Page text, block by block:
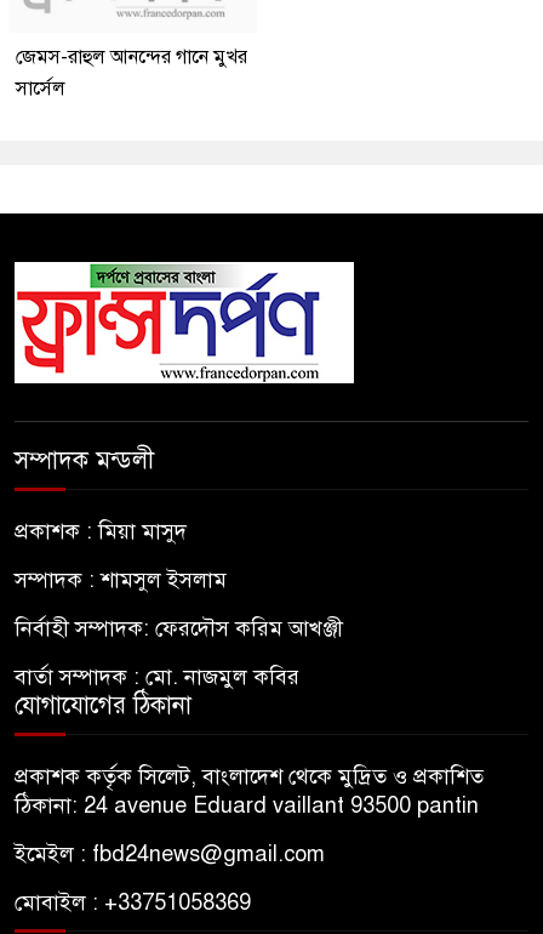
জেমস-রাহুল আনন্দের গানে মুখর
সার্সেল
সম্পাদক মন্ডলী
প্রকাশক : মিয়া মাসুদ
সম্পাদক : শামসুল ইসলাম
নির্বাহী সম্পাদক: ফেরদৌস করিম আখঞ্জী
বার্তা সম্পাদক : মো. নাজমুল কবির
যোগাযোগের ঠিকানা
প্রকাশক কর্তৃক সিলেট, বাংলাদেশ থেকে মুদ্রিত ও প্রকাশিত
ঠিকানা: 24 avenue Eduard vaillant 93500 pantin
ইমেইল : fbd24news@gmail.com
মোবাইল : +33751058369